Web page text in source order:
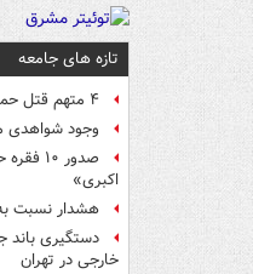
تازه های جامعه
۴ متهم قتل حمیدرضا رجب‌زاده دستگیر شدند
وجود شواهدی
صدور
اکبری»
هشدار نسبت به
دستگیری باند
خارجی در تهران